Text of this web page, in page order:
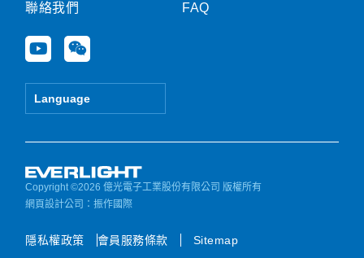
聯絡我們
Y
o
u
e
W
e
i
Language
FAQ
Copyright ©2026 億光電子工業股份有限公司 版權所有
網頁設計公司 ：振作國際
隱私權政策 會員服務條款 Sitemap